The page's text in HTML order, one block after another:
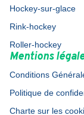
Hockey-sur-glace
Rink-hockey
Roller-hockey
Mentions
Conditions
Politique de
Charte sur les